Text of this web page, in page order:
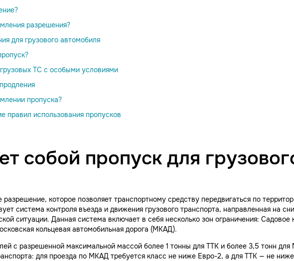
разрешения?
для грузового автомобиля
ТС с особыми условиями
пропуска?
правил использования пропусков
собой пропуск для
которое позволяет транспортному средству передвигаться по
система контроля въезда и движения грузового транспорта, направленная на
ситуации. Данная система включает в себя несколько зон ограничения: Садовое
кольцевая автомобильная дорога (МКАД).
с разрешенной максимальной массой более 1 тонны для ТТК и более 3,5 тонн
для проезда по МКАД требуется класс не ниже Евро-2, а для ТТК — не